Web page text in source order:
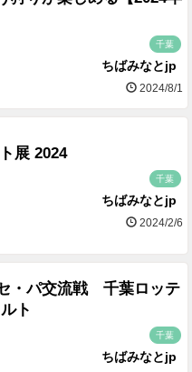
千葉
ちばみなとjp
2024/8/1
展 2024
千葉
ちばみなとjp
2024/2/6
・パ交流戦 千葉ロッテ
ト
千葉
ちばみなとjp